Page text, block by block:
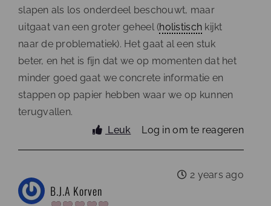
slapen als los onderdeel beschouwt, maar
uitgaat van een groter geheel (holistisch kijkt
naar de problematiek). Het gaat al een stuk
beter, en het is fijn dat we op momenten dat het
minder goed gaat we concrete informatie en
stappen op papier hebben waar we op kunnen
terugvallen.
Leuk
Log in om te reageren
B.J.A Korven
2 years ago